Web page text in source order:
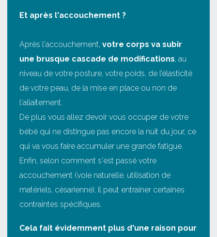
Et après l'accouchement ?
Après l'accouchement, votre corps va subir
une brusque cascade de modifications, au
niveau de votre posture, votre poids, de l’élasticité
de votre peau, de la mise en place ou non de
l'allaitement.
De plus vous allez devoir vous occuper de votre
bébé qui ne distingue pas encore la nuit du jour, ce
qui va vous faire accumuler une grande fatigue.
Enfin, selon comment s'est passé votre
accouchement (voie naturelle, utilisation de
matériels, césarienne), il peut entrainer certaines
contraintes spécifiques.
Cela fait évidemment plus d'une raison pour